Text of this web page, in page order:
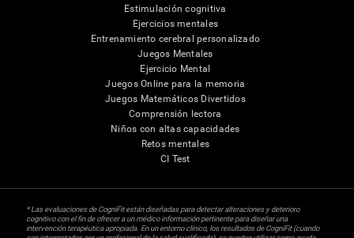
Estimulación cognitiva
Ejercicios mentales
Entrenamiento cerebral personalizado
Juegos Mentales
Ejercicio Mental
Juegos Online para la memoria
Juegos Matemáticos Divertidos
Comprensión lectora
Niños con altas capacidades
Retos mentales
CI Test
* Las evaluaciones de CogniFit están diseñadas para detectar alteraciones y deterioro
cognitivo con el fin de ofrecer a un médico información pertinente para diseñar una
intervención terapéutica apropiada. En un entorno clínico, los resultados de CogniFit (cuando